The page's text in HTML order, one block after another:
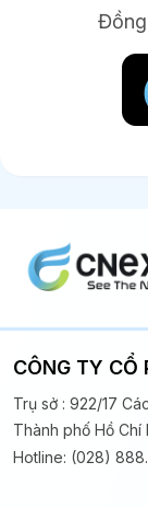
CÔNG TY CỔ
Trụ sở : 922/17
Thành phố Hồ Chí
Hotline: (028)